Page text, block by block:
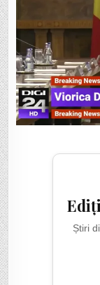
Știri